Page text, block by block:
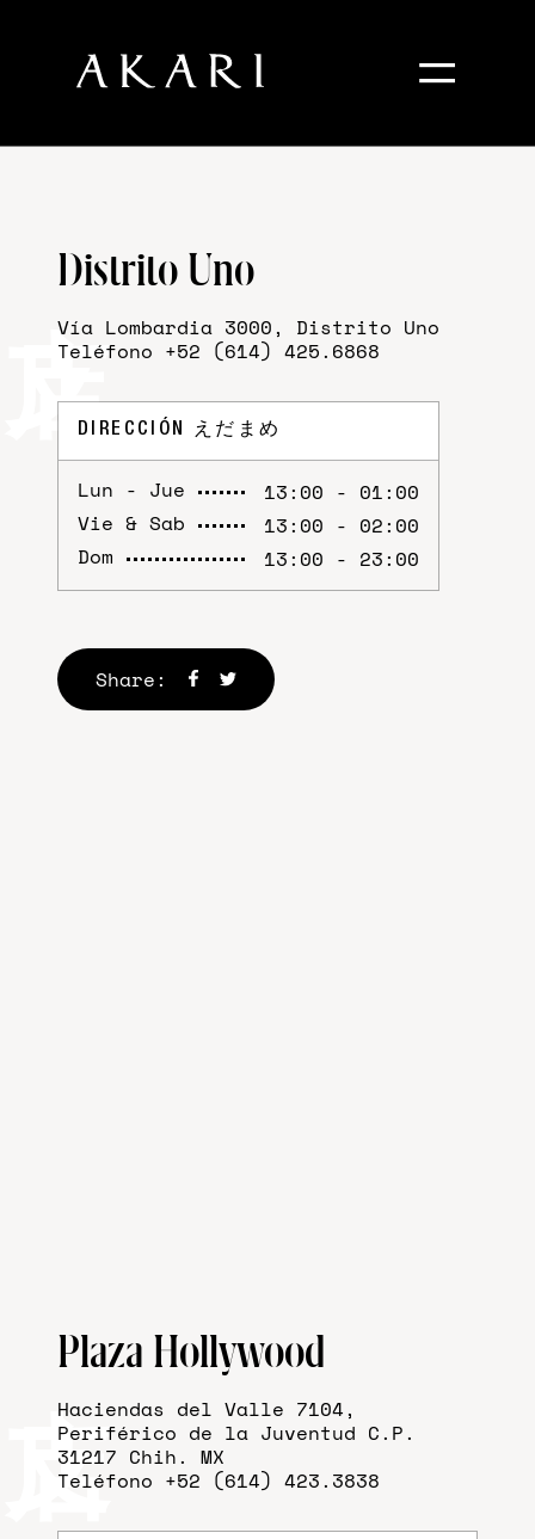
×
Inicio
Menú
Charolas
Sucursales
Akari 2021©. Hecho por
Studio.
=
Distrito Uno
Vía Lombardia 3000, Distrito Uno
Teléfono +52 (614) 425.6868
DIRECCIÓN えだまめ
Lun - Jue
13:00 - 01:00
Vie & Sab
13:00 - 02:00
Dom
13:00 - 23:00
Share:
Plaza Hollywood
Haciendas del Valle 7104,
Periférico de la Juventud C.P.
31217 Chih. MX
Teléfono +52 (614) 423.3838